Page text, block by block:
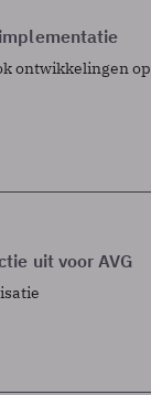
ontwikkelingen op
uit voor AVG